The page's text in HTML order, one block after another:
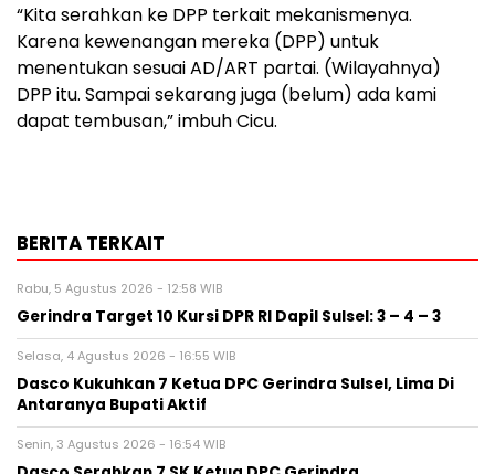
“Kita serahkan ke DPP terkait mekanismenya.
Karena kewenangan mereka (DPP) untuk
menentukan sesuai AD/ART partai. (Wilayahnya)
DPP itu. Sampai sekarang juga (belum) ada kami
dapat tembusan,” imbuh Cicu.
BERITA TERKAIT
Rabu, 5 Agustus 2026 - 12:58 WIB
Gerindra Target 10 Kursi DPR RI Dapil Sulsel: 3 – 4 – 3
Selasa, 4 Agustus 2026 - 16:55 WIB
Dasco Kukuhkan 7 Ketua DPC Gerindra Sulsel, Lima Di
Antaranya Bupati Aktif
Senin, 3 Agustus 2026 - 16:54 WIB